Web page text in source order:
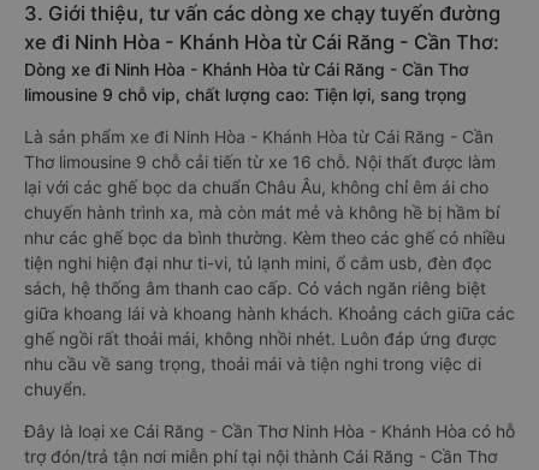
3. Giới thiệu, tư vấn các dòng xe chạy tuyến đường
xe đi Ninh Hòa - Khánh Hòa từ Cái Răng - Cần Thơ:
Dòng xe đi Ninh Hòa - Khánh Hòa từ Cái Răng - Cần Thơ
limousine 9 chỗ vip, chất lượng cao: Tiện lợi, sang trọng
Là sản phẩm xe đi Ninh Hòa - Khánh Hòa từ Cái Răng - Cần
Thơ limousine 9 chỗ cải tiến từ xe 16 chỗ. Nội thất được làm
lại với các ghế bọc da chuẩn Châu Âu, không chỉ êm ái cho
chuyến hành trình xa, mà còn mát mẻ và không hề bị hầm bí
như các ghế bọc da bình thường. Kèm theo các ghế có nhiều
tiện nghi hiện đại như ti-vi, tủ lạnh mini, ổ cắm usb, đèn đọc
sách, hệ thống âm thanh cao cấp. Có vách ngăn riêng biệt
giữa khoang lái và khoang hành khách. Khoảng cách giữa các
ghế ngồi rất thoải mái, không nhồi nhét. Luôn đáp ứng được
nhu cầu về sang trọng, thoải mái và tiện nghi trong việc di
chuyển.
Đây là loại xe Cái Răng - Cần Thơ Ninh Hòa - Khánh Hòa có hỗ
trợ đón/trả tận nơi miễn phí tại nội thành Cái Răng - Cần Thơ